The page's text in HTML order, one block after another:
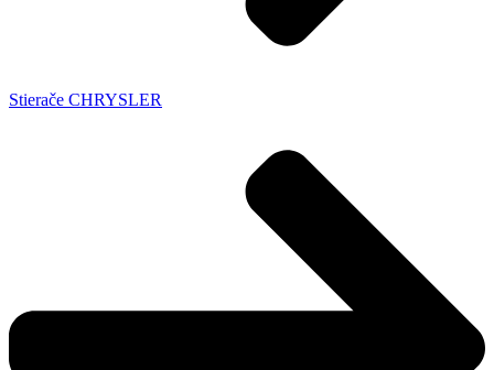
Stierače CHRYSLER